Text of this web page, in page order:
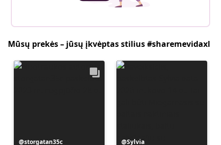
Mūsų prekės – jūsų įkvėptas stilius #sharemevidaxl
Įrašą
storgatan35c
Įrašą
Sylvia